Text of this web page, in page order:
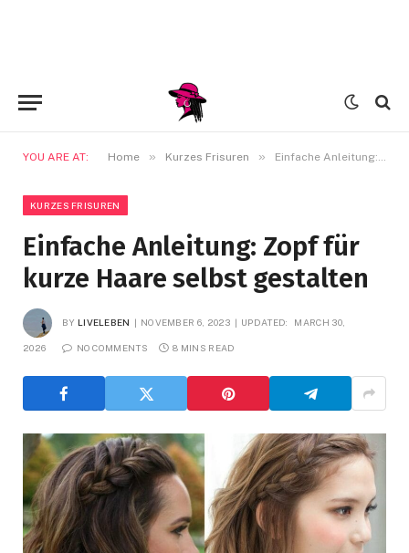
YOU ARE AT: Home » Kurzes Frisuren » Einfache Anleitung: Zopf für kurze Haare selbst gestalten
KURZES FRISUREN
Einfache Anleitung: Zopf für
kurze Haare selbst gestalten
BY LIVELEBEN NOVEMBER 6, 2023 UPDATED: MARCH 30,
2026 NO COMMENTS 8 MINS READ